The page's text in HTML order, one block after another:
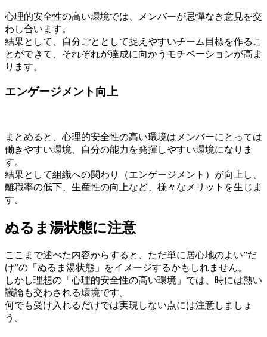
心理的安全性の高い環境では、メンバーが忌憚なき意見を交
わし合います。
結果として、自分ごととして捉えやすいチーム目標を作るこ
とができて、それぞれが達成に向かうモチベーションが高ま
ります。
エンゲージメント向上
まとめると、心理的安全性の高い環境はメンバーにとっては
働きやすい環境、自分の能力を発揮しやすい環境になりま
す。
結果として組織への関わり（エンゲージメント）が向上し、
離職率の低下、生産性の向上など、様々なメリットを生じま
す。
ぬるま湯状態に注意
ここまで述べた内容からすると、ただ単に居心地のよい”だ
け”の「ぬるま湯状態」をイメージするかもしれません。
しかし理想の「心理的安全性の高い環境」では、時には熱い
議論も交わされる環境です。
何でも受け入れるだけでは実現しない点には注意しましょ
う。